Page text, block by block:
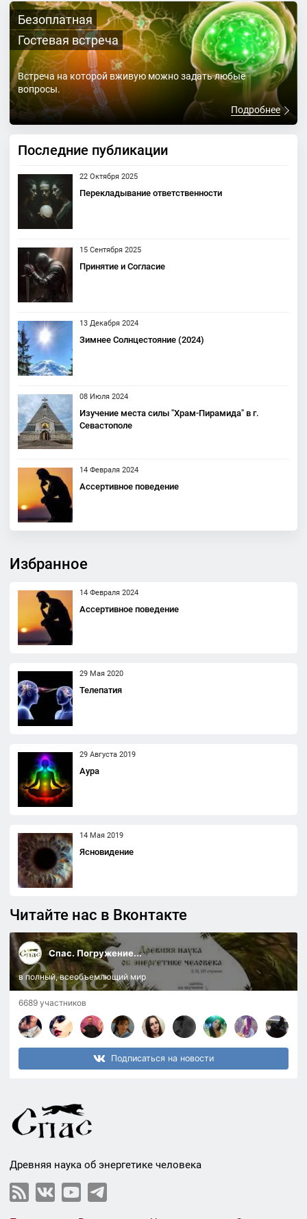
Безоплатная
Гостевая встреча
Встреча на которой вживую можно задать любые
вопросы.
Подробнее
Последние публикации
22 Октября 2025
Перекладывание ответственности
15 Сентября 2025
Принятие и Согласие
13 Декабря 2024
Зимнее Солнцестояние (2024)
08 Июля 2024
Изучение места силы "Храм-Пирамида" в г.
Севастополе
14 Февраля 2024
Ассертивное поведение
Избранное
14 Февраля 2024
Ассертивное поведение
29 Мая 2020
Телепатия
29 Августа 2019
Аура
14 Мая 2019
Ясновидение
Читайте нас в Вконтакте
Спас. Погружение...
в полный, всеобъемлющий мир
6689 участников
Подписаться на новости
Древняя наука об энергетике человека